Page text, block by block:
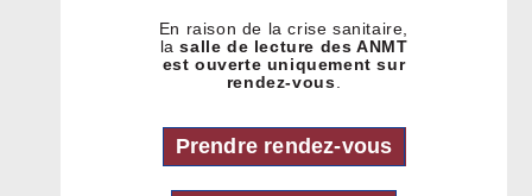
En raison de la crise sanitaire,
lasalle de lecture des ANMT
est ouverte uniquement sur
rendez-vous
Prendre rendez-vous